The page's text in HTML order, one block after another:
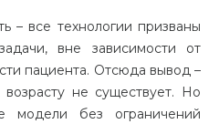
– все технологии призваны
вне зависимости от
пациента. Отсюда вывод –
не существует. Но
модели без ограничений